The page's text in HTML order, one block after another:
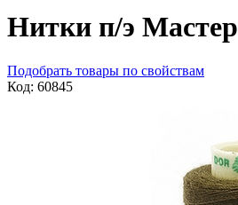
Нитки п/э Мастер
Подобрать товары по свойствам
Код: 60845